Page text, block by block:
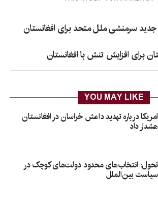
سرمنشی ملل متحد برای افغانستان
برای افزایش تنش با افغانستان
YOU MAY LIKE
امریکا درباره تهدید داعش خراسان در افغانستان
هشدار داد
تحول: انتخاب‌های محدود دولت‌های کوچک در
سیاست بین‌الملل